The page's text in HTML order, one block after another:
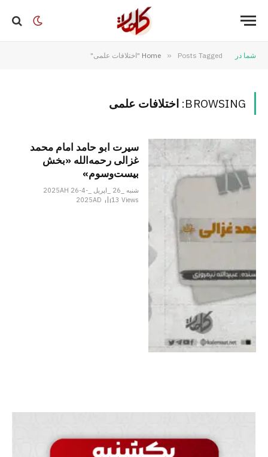
شما در Home » Posts Tagged "اختلافات علمی"
BROWSING: اختلافات علمی
سیرت ابو حامد امام محمد
غزالی رحمه‌الله «بخش
بیست‌وسوم»
شنبه _26 _اپریل _2025AH 26-4-
2025AD
13Views